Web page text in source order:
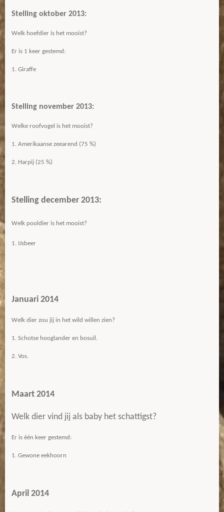
Stelling oktober 2013:
Welk hoefdier is het mooist?
Er is 1 keer gestemd:
1. Giraffe
Stelling november 2013:
Welke roofvogel is het mooist?
1. Amerikaanse zeearend (75 %)
2. Harpij (25 %)
Stelling december 2013:
Welk pooldier is het mooist?
1. IJsbeer
Januari 2014
Welk dier zou jij in het wild willen zien?
1. Schotse hooglander en bosuil.
2. Vos.
Maart 2014
Welk dier vind jij als baby het schattigst?
Er is één keer gestemd:
1. Gewone eekhoorn
April 2014